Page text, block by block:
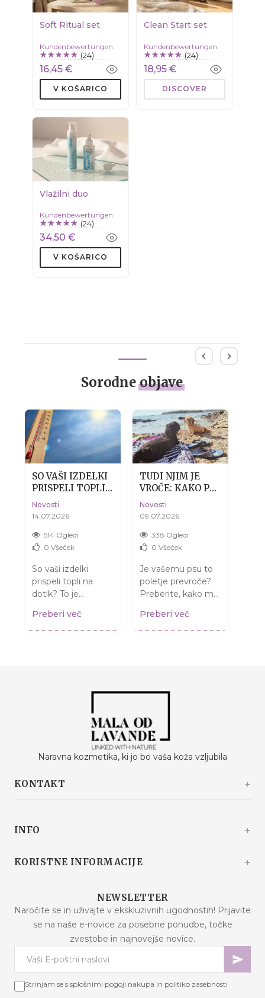
Soft Ritual set
Kundenbewertungen:
(24)
16,45 €
V KOŠARICO
Clean Start set
Kundenbewertungen:
(24)
18,95 €
DISCOVER
Vlažilni duo
Kundenbewertungen:
(24)
34,50 €
V KOŠARICO
Sorodneobjave
SO VAŠI IZDELKI
PRISPELI TOPLI?
BREZ SKRBI, TO
JE POVSEM
Novosti
14.07.2026
514 Ogledi
0 Všeček
So vaši izdelki
prispeli topli na
dotik? To je
pomeni, da so se
pokvarili! Preberite,
Preberi več
TUDI NJIM JE
VROČE: KAKO PSU
POMAGATI
PREŽIVETI
DRAME
Novosti
09.07.2026
338 Ogledi
0 Všeček
Je vašemu psu to
poletje prevroče?
Preberite, kako mu
zagotoviti varno
poletje ter prijetne
Preberi več
Naravna kozmetika, ki jo bo vaša koža vzljubila
KONTAKT
Hrvaška
Pon. - Pet.: 09h - 15h
INFO
O nas
Novosti
Zemljevid strani
Spletno reševanje sporov
KORISTNE INFORMACIJE
Pogosta vprašanja
Pogoji nakupa
Varnost podatkov
Načini plačila
Piškotki – razlaga
NEWSLETTER
Naročite se in uživajte v ekskluzivnih ugodnostih! Prijavite
se na naše e-novice za posebne ponudbe, točke
zvestobe in najnovejše novice.
Strinjam se s splošnimi pogoji nakupa in politiko zasebnosti